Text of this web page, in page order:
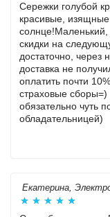
Сережки голубой
красивые,
скидки на
достаточно, через
доставка не
оплатить почти
страховые
обязательно чуть
обладательницей)
Екатерина,